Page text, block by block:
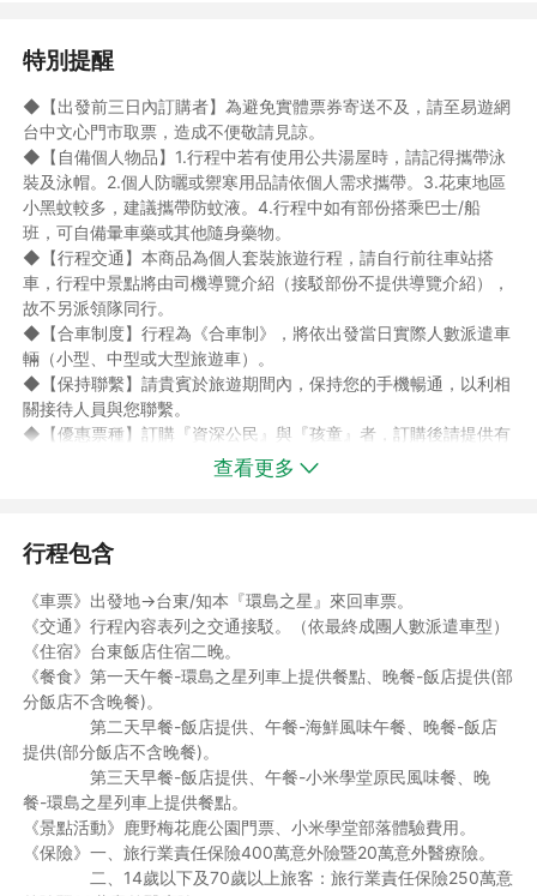
特別提醒
◆【出發前三日內訂購者】為避免實體票券寄送不及，請至易遊網
台中文心門市取票，造成不便敬請見諒。
◆【自備個人物品】1.行程中若有使用公共湯屋時，請記得攜帶泳
裝及泳帽。2.個人防曬或禦寒用品請依個人需求攜帶。3.花東地區
小黑蚊較多，建議攜帶防蚊液。4.行程中如有部份搭乘巴士/船
班，可自備暈車藥或其他隨身藥物。
◆【行程交通】本商品為個人套裝旅遊行程，請自行前往車站搭
車，行程中景點將由司機導覽介紹（接駁部份不提供導覽介紹），
故不另派領隊同行。
◆【合車制度】行程為《合車制》，將依出發當日實際人數派遣車
輛（小型、中型或大型旅遊車）。
◆【保持聯繫】請貴賓於旅遊期間內，保持您的手機暢通，以利相
關接待人員與您聯繫。
◆【優惠票種】訂購『資深公民』與『孩童』者，訂購後請提供有
效證件影本(例如身分證、健保卡，符合愛心票資格者請提供殘障
手冊正反面影本)，以利作業，若未能提供上述文件者，須依原票
◎孩童票：12歲以下且身高不超過150公分之兒童。
或在我國居住20年以上、經衛生福利部審查通過，在其外僑永久居
留證上註記有「國內大眾運輸工具及公立育樂場所優待」字樣）之
65歲以上人士。
◎愛心票：持有身心障礙手冊之中華民國國民，及其監護人或必要
之陪伴人。
查看更多
行程包含
《車票》出發地→台東/知本『環島之星』來回車票。
《交通》行程內容表列之交通接駁。（依最終成團人數派遣車型）
《住宿》台東飯店住宿二晚。
《餐食》第一天午餐-環島之星列車上提供餐點、晚餐-飯店提供(部
分飯店不含晚餐)。
第二天早餐-飯店提供、午餐-海鮮風味午餐、晚餐-飯店
提供(部分飯店不含晚餐)。
第三天早餐-飯店提供、午餐-小米學堂原民風味餐、晚
餐-環島之星列車上提供餐點。
《景點活動》鹿野梅花鹿公園門票、小米學堂部落體驗費用。
《保險》一、旅行業責任保險400萬意外險暨20萬意外醫療險。
二、14歲以下及70歲以上旅客：旅行業責任保險250萬意